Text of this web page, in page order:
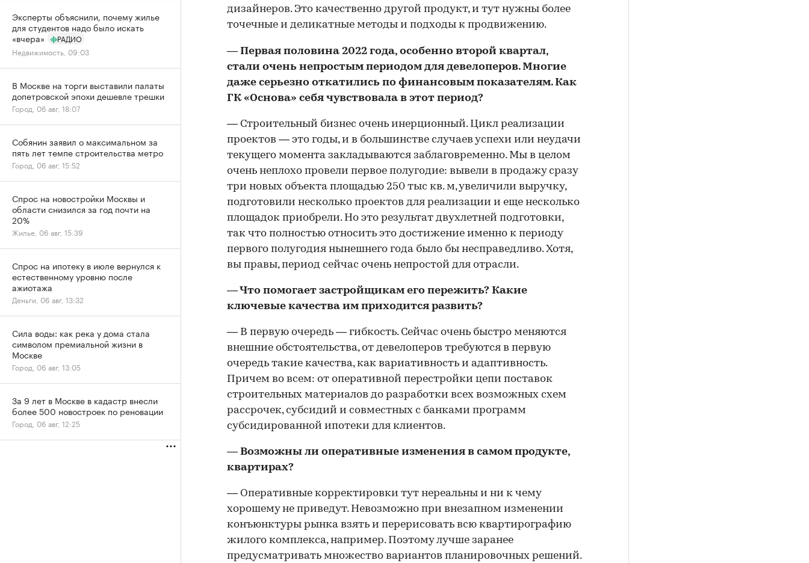
дизайнеров. Это качественно другой продукт, и тут нужны более
точечные и деликатные методы и подходы к продвижению.
— Первая половина 2022 года, особенно второй квартал,
стали очень непростым периодом для девелоперов. Многие
даже серьезно откатились по финансовым показателям. Как
ГК «Основа» себя чувствовала в этот период?
— Строительный бизнес очень инерционный. Цикл реализации
проектов — это годы, и в большинстве случаев успехи или неудачи
текущего момента закладываются заблаговременно. Мы в целом
очень неплохо провели первое полугодие: вывели в продажу сразу
три новых объекта площадью 250 тыс кв. м, увеличили выручку,
подготовили несколько проектов для реализации и еще несколько
площадок приобрели. Но это результат двухлетней подготовки,
так что полностью относить это достижение именно к периоду
первого полугодия нынешнего года было бы несправедливо. Хотя,
вы правы, период сейчас очень непростой для отрасли.
— Что помогает застройщикам его пережить? Какие
ключевые качества им приходится развить?
— В первую очередь — гибкость. Сейчас очень быстро меняются
внешние обстоятельства, от девелоперов требуются в первую
очередь такие качества, как вариативность и адаптивность.
Причем во всем: от оперативной перестройки цепи поставок
строительных материалов до разработки всех возможных схем
рассрочек, субсидий и совместных с банками программ
субсидированной ипотеки для клиентов.
— Возможны ли оперативные изменения в самом продукте,
квартирах?
— Оперативные корректировки тут нереальны и ни к чему
хорошему не приведут. Невозможно при внезапном изменении
конъюнктуры рынка взять и перерисовать всю квартирографию
жилого комплекса, например. Поэтому лучше заранее
предусматривать множество вариантов планировочных решений.
Эксперты объяснили, почему жилье
для студентов надо было искать
«вчера»
РАДИО
Недвижимость, 09:03
В Москве на торги выставили палаты
допетровской эпохи дешевле трешки
Город, 06 авг, 18:07
Собянин заявил о максимальном за
пять лет темпе строительства метро
Город, 06 авг, 15:52
Спрос на новостройки Москвы и
области снизился за год почти на
20%
Жилье, 06 авг, 15:39
Спрос на ипотеку в июле вернулся к
естественному уровню после
ажиотажа
Деньги, 06 авг, 13:32
Сила воды: как река у дома стала
символом премиальной жизни в
Москве
Город, 06 авг, 13:05
За 9 лет в Москве в кадастр внесли
более 500 новостроек по реновации
Город, 06 авг, 12:25